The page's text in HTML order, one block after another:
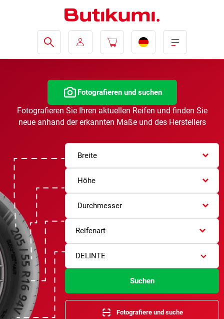
Fotografieren und suchen
Fotografieren Sie Ihren aktuellen Reifen und finden Sie
neue anhand der erkannten Maße und des Herstellers
Breite
Höhe
Durchmesser
Reifenart
DELINTE
Suchen
Fotografiere und suche